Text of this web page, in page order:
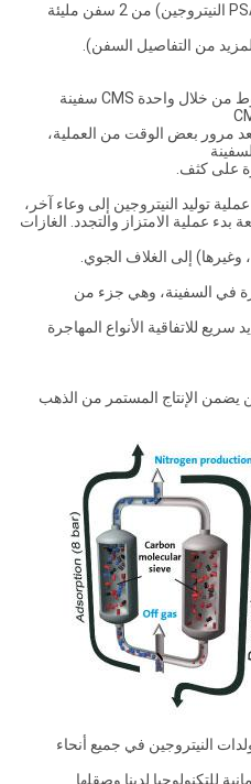
تضم سوينغ الامتزاز الضغط عملية (PSA النيتروجين) من 2 سفن مليئة
يتم تمرير Prefiltered الهواء المضغوط من خلال واحدة CMS سفينة
مرور بعض الوقت من العملية،
على كثف.
عملية الامتزاز والتجدد. الغازات
وغيرها) إلى الغلاف الجوي.
في السفينة، وهي جزء من
للاتفاقية الأنواع المهاجرة
يضمن الإنتاج المستمر من الذهب
- لقد قدمنا ​​أكثر من 1000 مولدات النيتروجين في جميع أنحاء
للتكنولوجيا لدينا وصقلها